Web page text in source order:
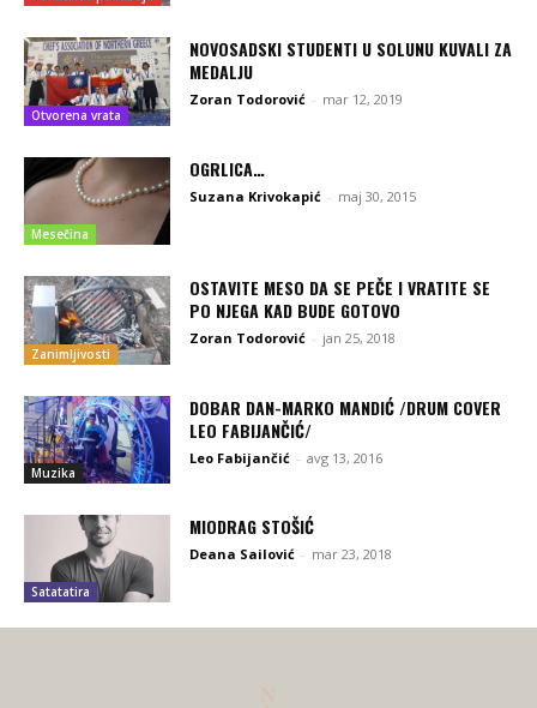
Otvorena vrata
NOVOSADSKI STUDENTI U SOLUNU KUVALI ZA
MEDALJU
Zoran Todorović - mar 12, 2019
Mesečina
OGRLICA…
Suzana Krivokapić - maj 30, 2015
Zanimljivosti
OSTAVITE MESO DA SE PEČE I VRATITE SE
PO NJEGA KAD BUDE GOTOVO
Zoran Todorović - jan 25, 2018
Muzika
DOBAR DAN-MARKO MANDIĆ /DRUM COVER
LEO FABIJANČIĆ/
Leo Fabijančić - avg 13, 2016
Satatatira
MIODRAG STOŠIĆ
Deana Sailović - mar 23, 2018